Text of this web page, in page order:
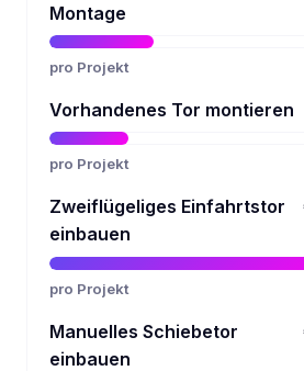
Montage
pro Projekt
Vorhandenes Tor montieren
pro Projekt
Zweiflügeliges Einfahrtstor
einbauen
pro Projekt
Manuelles Schiebetor
einbauen